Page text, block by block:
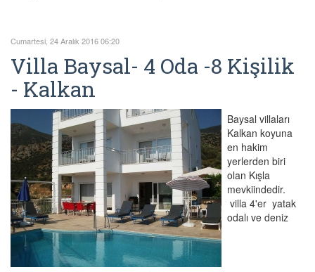
Cumartesi, 24 Aralık 2016 06:20
Villa Baysal- 4 Oda -8 Kişilik
- Kalkan
Baysal villaları
Kalkan koyuna
en hakim
yerlerden biri
olan Kışla
mevkiindedir.
villa 4'er yatak
odalı ve deniz